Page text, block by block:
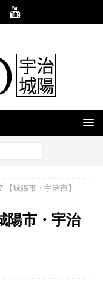
城陽市・宇治市】
陽市・宇治